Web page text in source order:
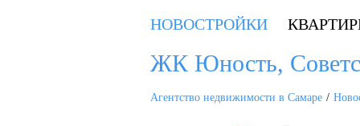
НОВОСТРОЙКИ
ЖК Юность,
Агентство недвижимости в Самаре